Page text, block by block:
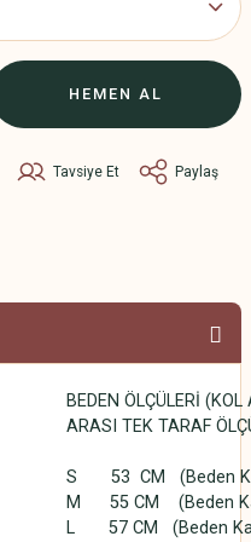
HEMEN AL
Tavsiye Et Paylaş
BEDEN ÖLÇÜLERİ (KOL
ARASI TEK TARAF
S 53 CM (Beden
M 55 CM (Beden
L 57 CM (Beden